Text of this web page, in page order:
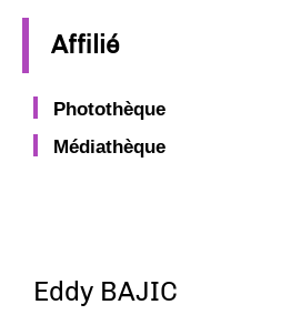
Affilié
Photothèque
Médiathèque
Eddy BAJIC